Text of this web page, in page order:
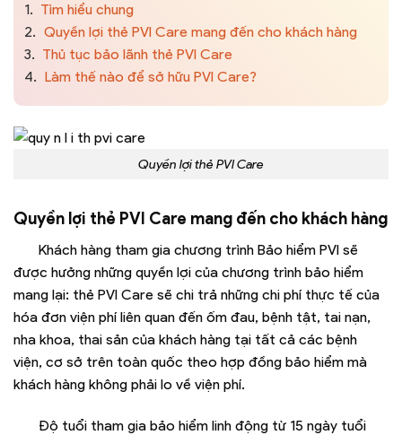
1. Tìm hiểu chung
2. Quyền lợi thẻ PVI Care mang đến cho khách hàng
3. Thủ tục bảo lãnh thẻ PVI Care
4. Làm thế nào để sở hữu PVI Care?
Quyền lợi thẻ PVI Care
Quyền lợi thẻ PVI Care mang đến cho khách hàng
Khách hàng tham gia chương trình Bảo hiểm PVI sẽ
được hưởng những quyền lợi của chương trình bảo hiểm
mang lại: thẻ PVI Care sẽ chi trả những chi phí thực tế của
hóa đơn viện phí liên quan đến ốm đau, bệnh tật, tai nạn,
nha khoa, thai sản của khách hàng tại tất cả các bệnh
viện, cơ sở trên toàn quốc theo hợp đồng bảo hiểm mà
khách hàng không phải lo về viện phí.
Độ tuổi tham gia bảo hiểm linh động từ 15 ngày tuổi